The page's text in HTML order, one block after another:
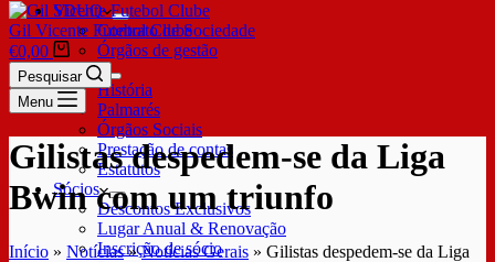
SDUQ
Contrato de Sociedade
Órgãos de gestão
Clube
História
Palmarés
Órgãos Sociais
Prestação de contas
Estatutos
Sócios
Descontos Exclusivos
Lugar Anual & Renovação
Inscrição de sócio
Gil Vicente Futebol Clube
€0,00
Pesquisar
Menu
Gilistas despedem-se da Liga
Bwin com um triunfo
Início » Notícias»Notícias Gerais » Gilistas despedem-se da Liga